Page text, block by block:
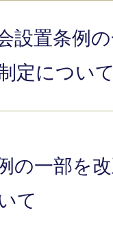
設置条例
定につい
の一部を
て